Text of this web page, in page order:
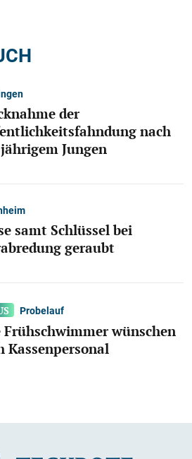
der
nach
Jungen
samt Schlüssel bei
geraubt
Probelauf
Frühschwimmer wünschen
Kassenpersonal